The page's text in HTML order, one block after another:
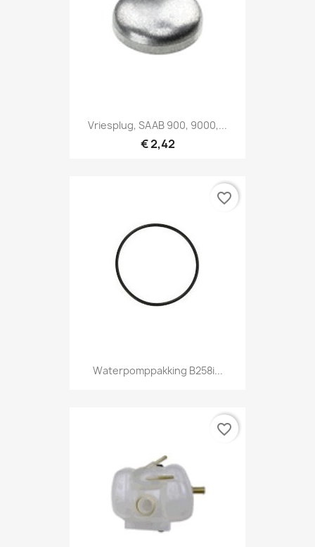
Vriesplug, SAAB 900, 9000,...
€ 2,42
Waterpomppakking B258i...
favorite_border
favorite_border